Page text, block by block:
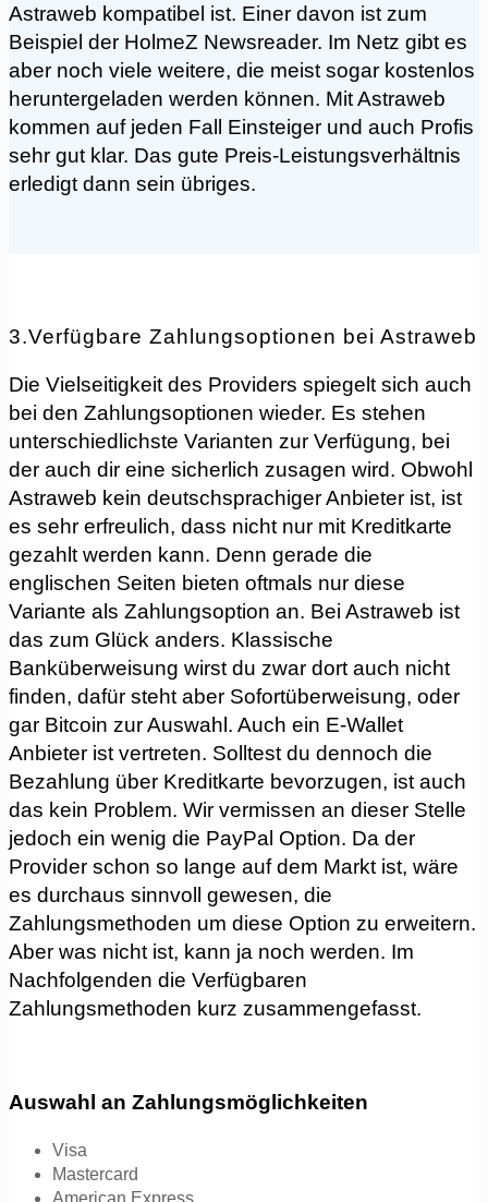
Astraweb kompatibel ist. Einer davon ist zum
Beispiel der HolmeZ Newsreader. Im Netz gibt es
aber noch viele weitere, die meist sogar kostenlos
heruntergeladen werden können. Mit Astraweb
kommen auf jeden Fall Einsteiger und auch Profis
sehr gut klar. Das gute Preis-Leistungsverhältnis
erledigt dann sein übriges.
3.Verfügbare Zahlungsoptionen bei Astraweb
Die Vielseitigkeit des Providers spiegelt sich auch
bei den Zahlungsoptionen wieder. Es stehen
unterschiedlichste Varianten zur Verfügung, bei
der auch dir eine sicherlich zusagen wird. Obwohl
Astraweb kein deutschsprachiger Anbieter ist, ist
es sehr erfreulich, dass nicht nur mit Kreditkarte
gezahlt werden kann. Denn gerade die
englischen Seiten bieten oftmals nur diese
Variante als Zahlungsoption an. Bei Astraweb ist
das zum Glück anders. Klassische
Banküberweisung wirst du zwar dort auch nicht
finden, dafür steht aber Sofortüberweisung, oder
gar Bitcoin zur Auswahl. Auch ein E-Wallet
Anbieter ist vertreten. Solltest du dennoch die
Bezahlung über Kreditkarte bevorzugen, ist auch
das kein Problem. Wir vermissen an dieser Stelle
jedoch ein wenig die PayPal Option. Da der
Provider schon so lange auf dem Markt ist, wäre
es durchaus sinnvoll gewesen, die
Zahlungsmethoden um diese Option zu erweitern.
Aber was nicht ist, kann ja noch werden. Im
Nachfolgenden die Verfügbaren
Zahlungsmethoden kurz zusammengefasst.
Auswahl an Zahlungsmöglichkeiten
Visa
Mastercard
American Express